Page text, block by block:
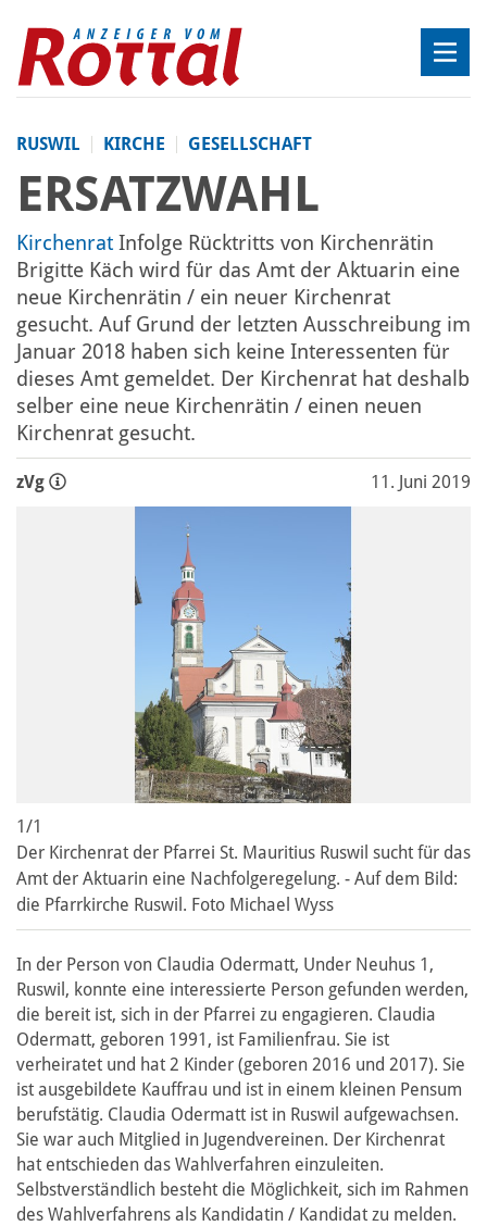
RUSWIL KIRCHE GESELLSCHAFT
ERSATZWAHL
Kirchenrat Infolge Rücktritts von Kirchenrätin
Brigitte Käch wird für das Amt der Aktuarin eine
neue Kirchenrätin / ein neuer Kirchenrat
gesucht. Auf Grund der letzten Ausschreibung im
Januar 2018 haben sich keine Interessenten für
dieses Amt gemeldet. Der Kirchenrat hat deshalb
selber eine neue Kirchenrätin / einen neuen
Kirchenrat gesucht.
zVg 11. Juni 2019
1/1
Der Kirchenrat der Pfarrei St. Mauritius Ruswil sucht für das
Amt der Aktuarin eine Nachfolgeregelung. - Auf dem Bild:
die Pfarrkirche Ruswil. Foto Michael Wyss
In der Person von Claudia Odermatt, Under Neuhus 1,
Ruswil, konnte eine interessierte Person gefunden werden,
die bereit ist, sich in der Pfarrei zu engagieren. Claudia
Odermatt, geboren 1991, ist Familienfrau. Sie ist
verheiratet und hat 2 Kinder (geboren 2016 und 2017). Sie
ist ausgebildete Kauffrau und ist in einem kleinen Pensum
berufstätig. Claudia Odermatt ist in Ruswil aufgewachsen.
Sie war auch Mitglied in Jugendvereinen. Der Kirchenrat
hat entschieden das Wahlverfahren einzuleiten.
Selbstverständlich besteht die Möglichkeit, sich im Rahmen
des Wahlverfahrens als Kandidatin / Kandidat zu melden.